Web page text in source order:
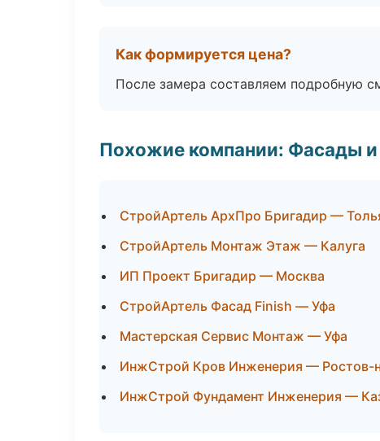
Как формируется цена?
После замера составляем подробную
Похожие компании: Фасады и
СтройАртель АрхПро Бригадир —
СтройАртель Монтаж Этаж — Калуга
ИП Проект Бригадир — Москва
СтройАртель Фасад Finish — Уфа
Мастерская Сервис Монтаж — Уфа
ИнжСтрой Кров Инженерия — Ростов-
ИнжСтрой Фундамент Инженерия —